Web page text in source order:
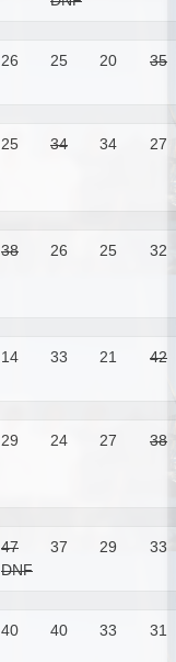
26 25 20 35
25 34 34 27
38 26 25 32
14 33 21 42
29 24 27 38
47
DNF
37 29 33
40 40 33 31